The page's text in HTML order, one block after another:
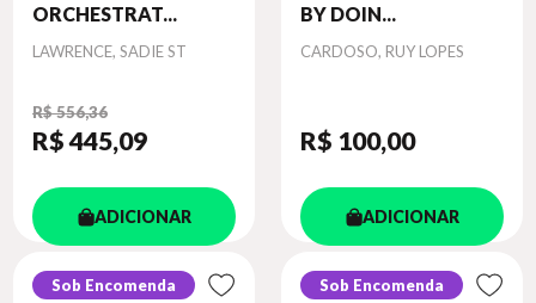
ORCHESTRAT...
Autor
LAWRENCE, SADIE ST
R$ 556,36
R$ 445,09
ADICIONAR
BY DOIN...
Autor
CARDOSO, RUY LOPES
R$ 100,00
ADICIONAR
Sob Encomenda Sob Encomenda